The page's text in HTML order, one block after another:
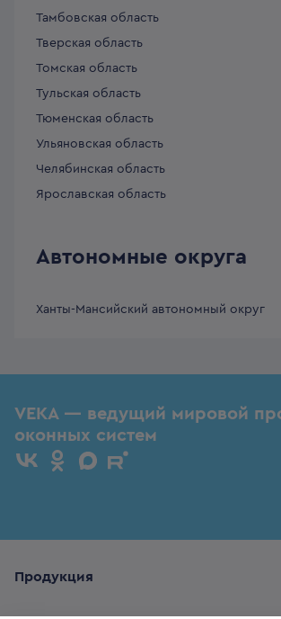
Тамбовская область
Тверская область
Томская область
Тульская область
Тюменская область
Ульяновская область
Челябинская область
Ярославская область
Автономные округа
Ханты-Мансийский автономный округ
VEKA — ведущий мировой
оконных систем
Продукция